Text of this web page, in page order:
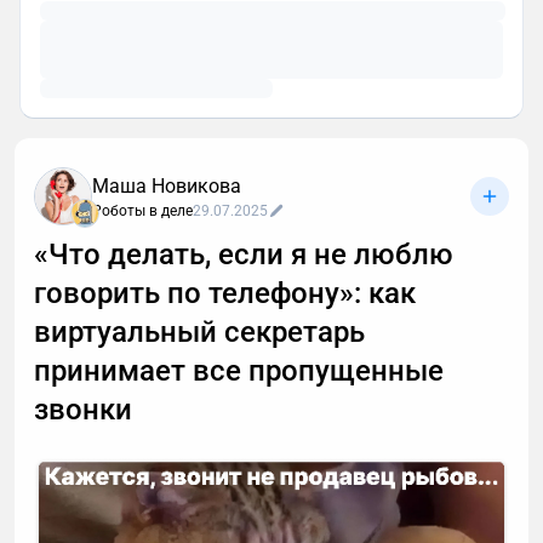
Маша Новикова
Роботы в деле29.07.2025
«Что делать, если я не люблю
говорить по телефону»: как
виртуальный секретарь
принимает все пропущенные
звонки